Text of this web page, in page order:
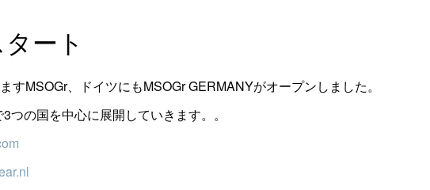
ート
MSOGr、ドイツにもMSOGr GERMANYがオープンしました。
の国を中心に展開していきます。。